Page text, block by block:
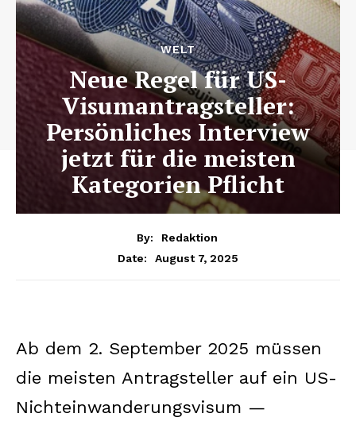
WELT
Neue Regel für US-
Visumantragsteller:
Persönliches Interview
jetzt für die meisten
Kategorien Pflicht
By:
Redaktion
Date:
August 7, 2025
Ab dem 2. September 2025 müssen
die meisten Antragsteller auf ein US-
Nichteinwanderungsvisum —